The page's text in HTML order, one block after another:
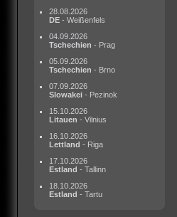
28.08.2026
DE - Weißenfels
04.09.2026
Tschechien - Prag
05.09.2026
Tschechien - Brno
07.09.2026
Slowakei - Pezinok
15.10.2026
Litauen - Vilnius
16.10.2026
Lettland - Riga
17.10.2026
Estland - Tallinn
18.10.2026
Estland - Tartu